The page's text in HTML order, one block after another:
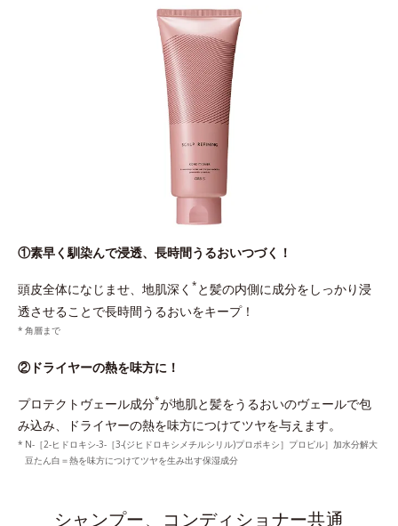
①素早く馴染んで浸透、長時間うるおいつづく！
頭皮全体になじませ、地肌深く * と髪の内側に成分をしっかり浸
透させることで長時間うるおいをキープ！
角層まで
②ドライヤーの熱を味方に！
プロテクトヴェール成分*が地肌と髪をうるおいのヴェールで包
み込み、ドライヤーの熱を味方につけてツヤを与えます。
N-［2-ヒドロキシ-3-［3-(ジヒドロキシメチルシリル)プロポキシ］プロピル］加水分解大
豆たん白＝熱を味方につけてツヤを生み出す保湿成分
シャンプー、コンディショナー共通